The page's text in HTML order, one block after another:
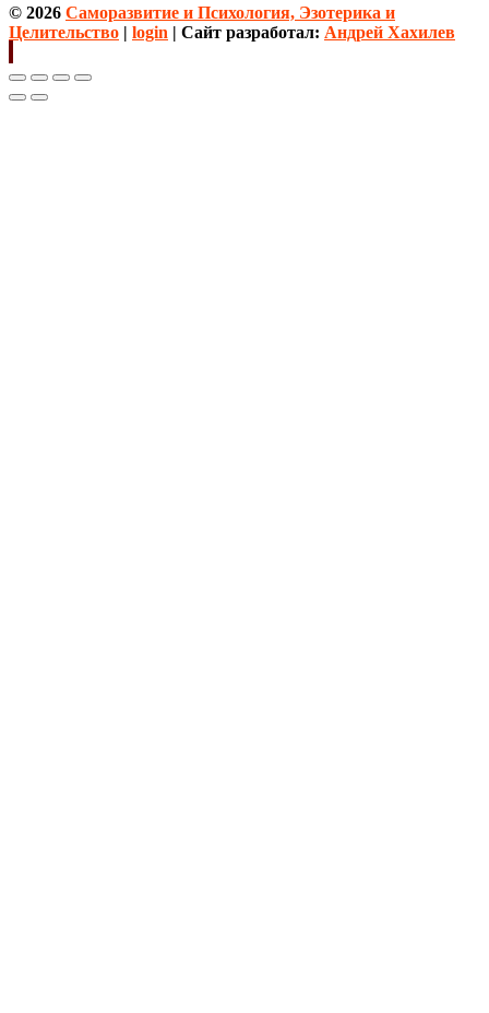
© 2026 Саморазвитие и Психология, Эзотерика и
Целительство | login | Сайт разработал: Андрей Хахилев